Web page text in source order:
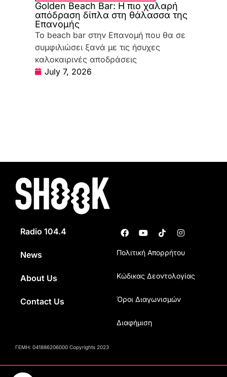
Golden Beach Bar: Η πιο χαλαρή
απόδραση δίπλα στη θάλασσα της
Επανομής
Το beach bar στην Επανομή που θα σε
συμφιλιώσει ξανά με τις ήσυχες
καλοκαιρινές αποδράσεις
July 7, 2026
Radio 104.4
News
About Us
Contact Us
Πολιτική Απορρήτου
Κώδικας Δεοντολογίας
Όροι Διαγωνισμών
Διαφήμιση
ΓΕΜΗ: 041886206000 Copyrights 2023